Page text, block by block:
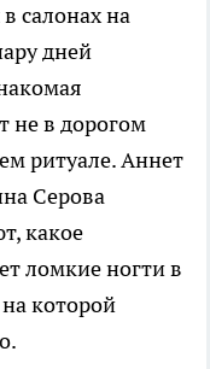
салонах на
дней
не в дорогом
ритуале. Аннет
Серова
какое
ломкие ногти в
которой